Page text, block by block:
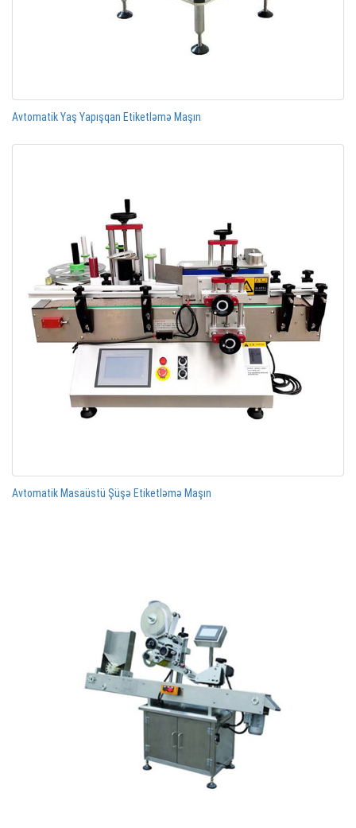
Avtomatik Yaş Yapışqan Etiketləmə Maşın
Avtomatik Masaüstü Şüşə Etiketləmə Maşın